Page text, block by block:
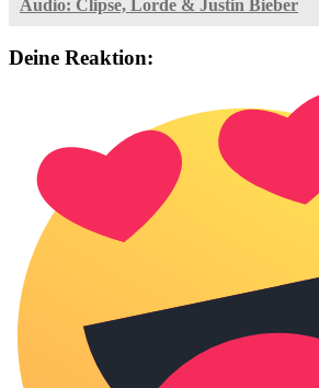
Audio: Clipse, Lorde & Justin Bieber
Deine Reaktion: